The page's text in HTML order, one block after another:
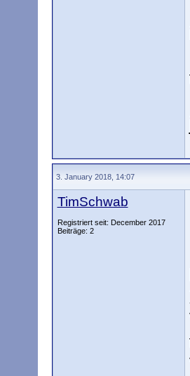
3. January 2018, 14:07
TimSchwab
Registriert seit: December 2017
Beiträge: 2